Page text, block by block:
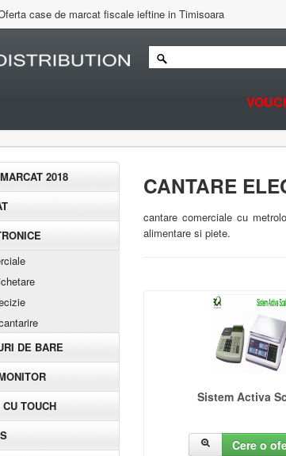
case de marcat fiscale ieftine in Timisoara
2018
DE BARE
TOUCH
CANTARE
cantare comerciale cu
alimentare si piete.
Sistem Activa
Cere o